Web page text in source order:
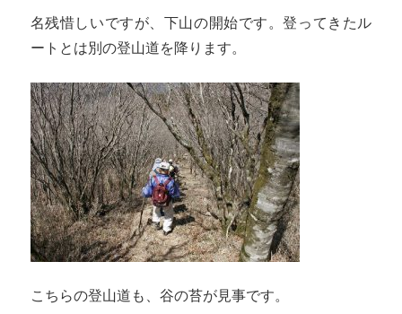
名残惜しいですが、下山の開始です。登ってきたル
ートとは別の登山道を降ります。
こちらの登山道も、谷の苔が見事です。